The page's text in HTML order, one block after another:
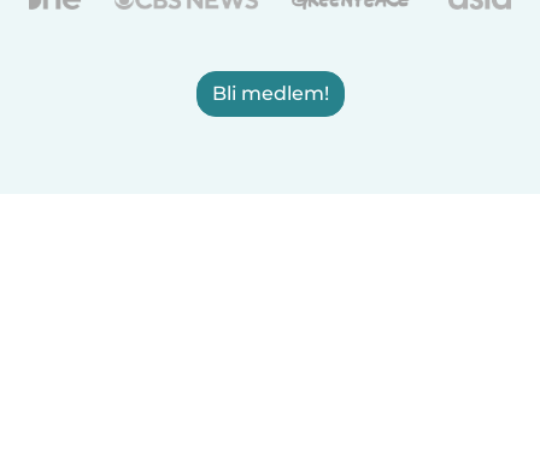
Bli medlem!